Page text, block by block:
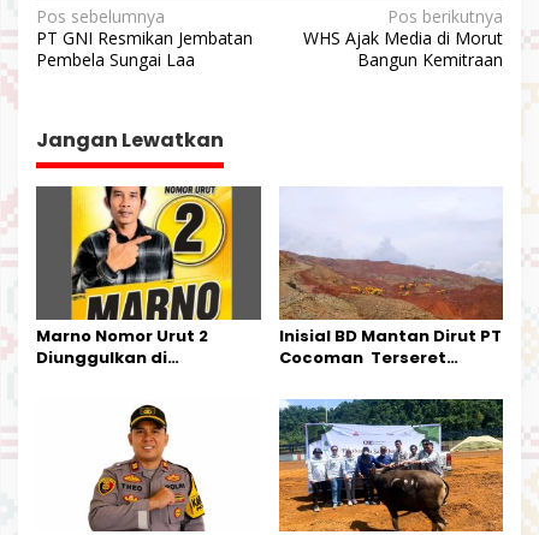
N
a
g
a
o
s
Pos sebelumnya
PT GNI Resmikan Jembatan
Pembela Sungai Laa
Pos berikutnya
WHS Ajak Media di Morut
Bangun Kemitraan
Jangan Lewatkan
Marno Nomor Urut 2
Diunggulkan di
Kesederhanaannya Jadi
Harapan Warga
Inisial BD Mantan Dirut PT
Cocoman Terseret
Tata Kelola Tambang
Kalimantan Barat